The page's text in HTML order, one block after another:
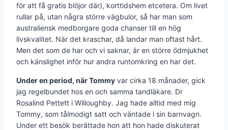
för att få gratis blöjor där), korttidshem etcetera. Om livet
rullar på, utan några större vägbulor, så har man som
australi­ensk medborgare goda chanser till en hög
livskvalitet. När det kraschar, då landar man oftast hårt.
Men det som de har och vi saknar, är en större ödmjukhet
och känslighet inför hur andra runtomkring en har det.
Under en period, när Tommy var cirka 18 månader, gick
jag regelbundet hos en och samma tandläkare. Dr
Rosalind Pettett i Willoughby. Jag hade alltid med mig
Tommy, som tålmodigt satt och väntade i sin barnvagn.
Under ett besök berättade hon att hon hade diskuterat